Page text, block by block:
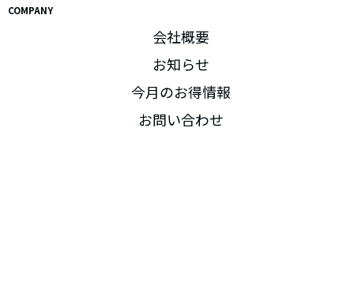
COMPANY
会社概要
お知らせ
今月のお得情報
お問い合わせ